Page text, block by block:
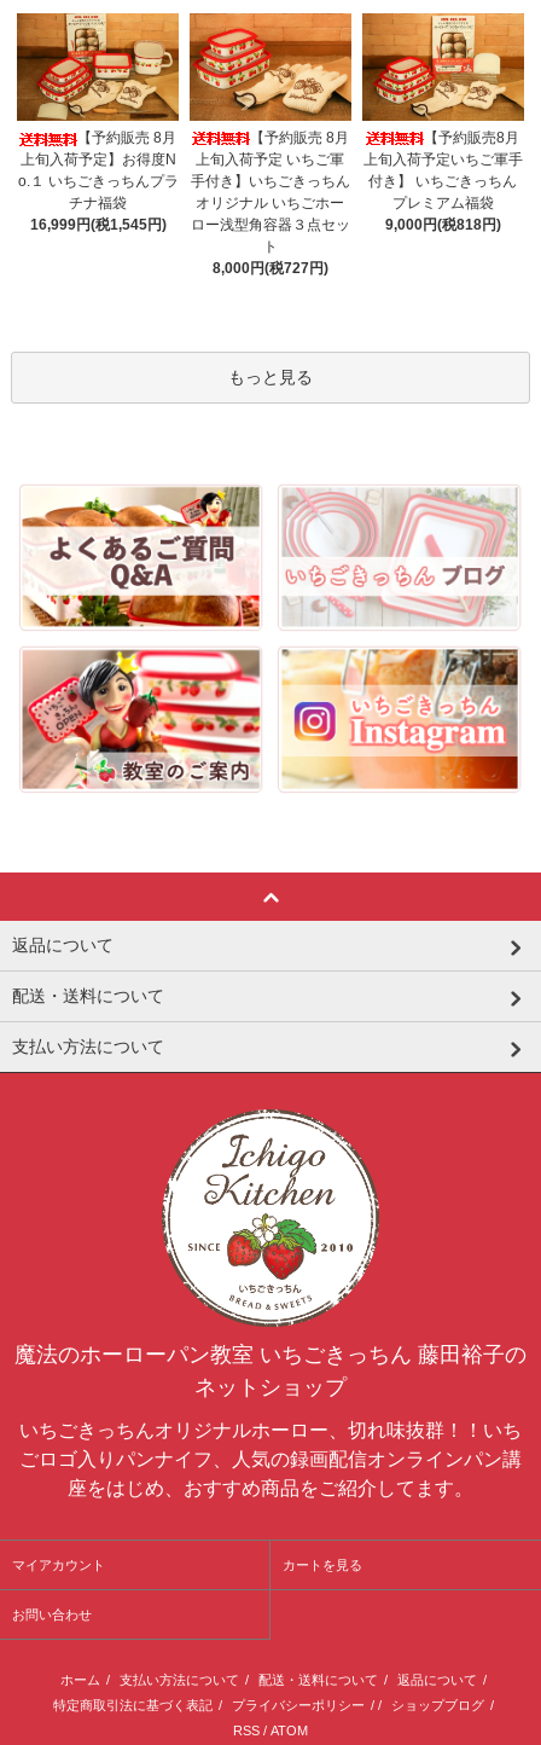
【予約販売 8月
上旬入荷予定】お得度N
o.１ いちごきっちんプラ
チナ福袋
16,999円(税1,545円)
【予約販売 8月
上旬入荷予定 いちご軍
手付き】いちごきっちん
オリジナル いちごホー
ロー浅型角容器３点セッ
ト
8,000円(税727円)
【予約販売8月
上旬入荷予定いちご軍手
付き】 いちごきっちん
プレミアム福袋
9,000円(税818円)
もっと見る
返品について
配送・送料について
支払い方法について
魔法のホーローパン教室 いちごきっちん 藤田裕子の
ネットショップ
いちごきっちんオリジナルホーロー、切れ味抜群！！いち
ごロゴ入りパンナイフ、人気の録画配信オンラインパン講
座をはじめ、おすすめ商品をご紹介してます。
マイアカウント カートを見る
お問い合わせ
ホーム / 支払い方法について / 配送・送料について / 返品について /
特定商取引法に基づく表記 / プライバシーポリシー / / ショップブログ /
RSS / ATOM